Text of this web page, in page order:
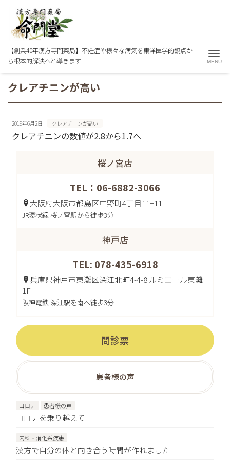
【創業40年漢方専門薬局】不妊症や様々な病気を東洋医学的観点か
ら根本的解決へと導きます
クレアチニンが高い
2019年6月2日 クレアチニンが高い
クレアチニンの数値が2.8から1.7へ
桜ノ宮店
TEL：06-6882-3066
大阪府大阪市都島区中野町4丁目11−11
JR環状線 桜ノ宮駅から徒歩3分
神戸店
TEL: 078-435-6918
兵庫県神戸市東灘区深江北町4-4-8 ルミエール東灘
1F
阪神電鉄 深江駅を南へ徒歩3分
問診票
患者様の声
コロナ 患者様の声
コロナを乗り越えて
内科・消化系疾患
漢方で自分の体と向き合う時間が作れました